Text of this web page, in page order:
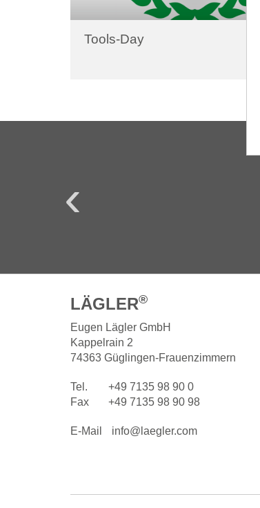
Tools-Day
LÄGLER®
Eugen Lägler GmbH
Kappelrain 2
74363 Güglingen-Frauenzimmern
Tel.
+49 7135 98 90 0
Fax
+49 7135 98 90 98
E-Mail info@laegler.com